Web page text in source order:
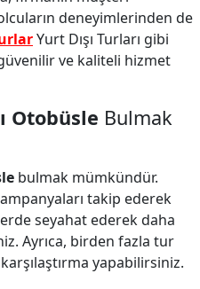
deneyimlerinden de
Yurt Dışı Turları gibi
ve kaliteli hizmet
Otobüsle Bulmak
bulmak mümkündür.
takip ederek
seyahat ederek daha
Ayrıca, birden fazla tur
yapabilirsiniz.